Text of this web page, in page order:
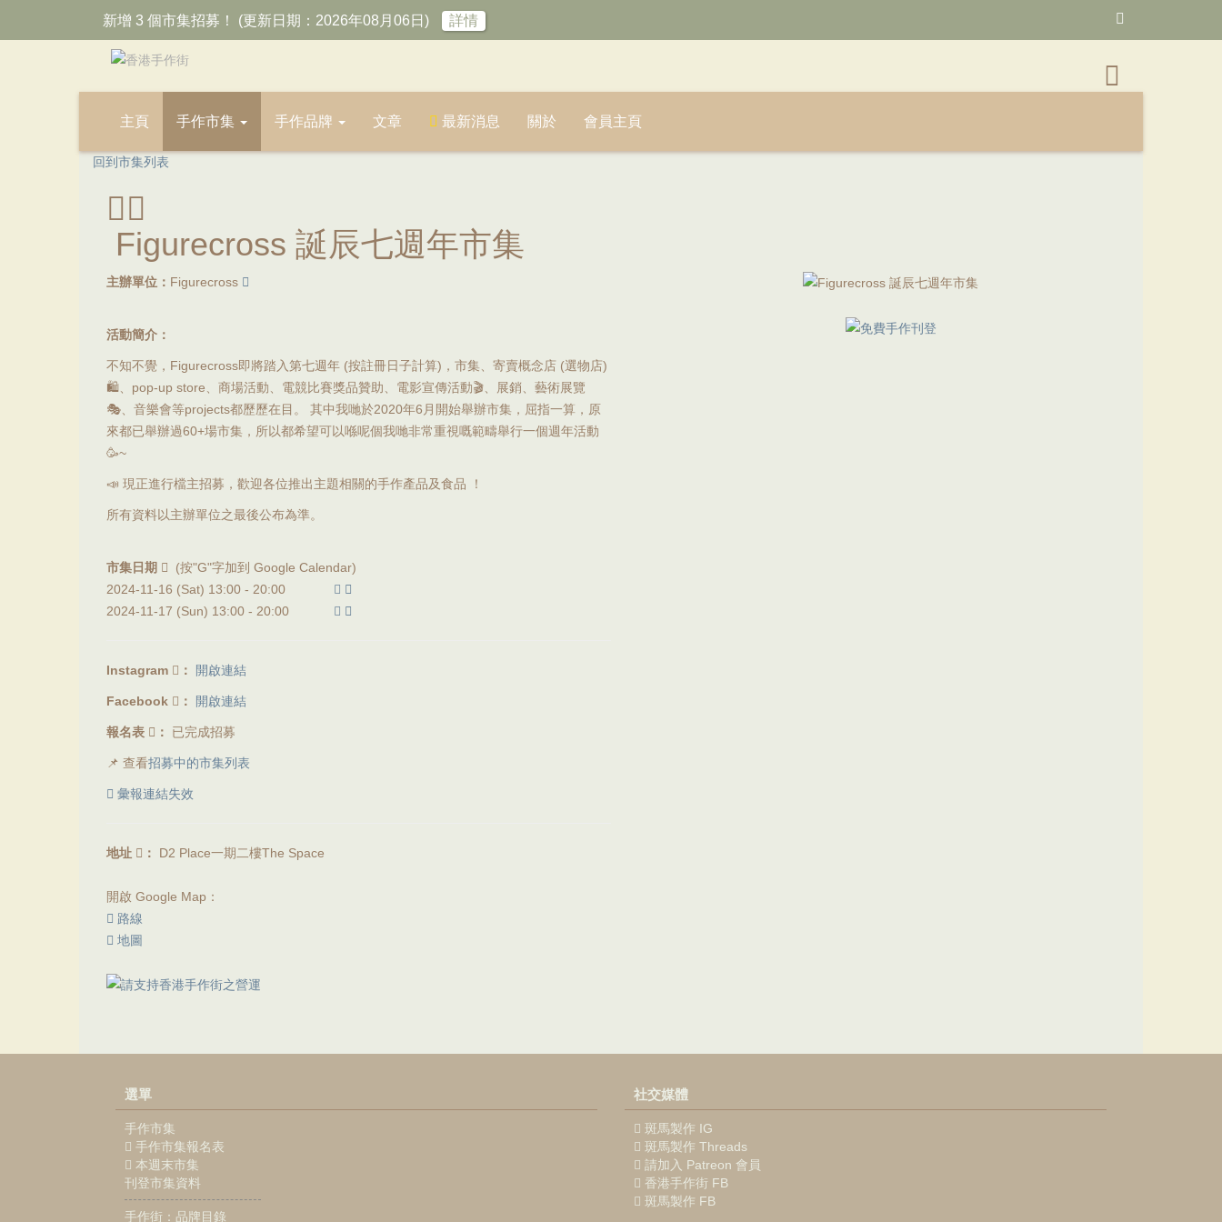
新增 3 個市集招募！ (更新日期：2026年08月06日) 詳情
主頁 手作市集 手作品牌 文章 最新消息 關於 會員主頁
回到市集列表
Figurecross 誕辰七週年市集
主辦單位： Figurecross
活動簡介：
不知不覺，Figurecross即將踏入第七週年 (按註冊日子計算)，市集、寄賣概念店 (選物店)
🛍️、pop-up store、商場活動、電競比賽獎品贊助、電影宣傳活動🎬、展銷、藝術展覽
🎭、音樂會等projects都歷歷在目。 其中我哋於2020年6月開始舉辦市集，屈指一算，原
來都已舉辦過60+場市集，所以都希望可以喺呢個我哋非常重視嘅範疇舉行一個週年活動
🥳~
📣 現正進行檔主招募，歡迎各位推出主題相關的手作產品及食品 ！
所有資料以主辦單位之最後公布為準。
市集日期
(按"G"字加到 Google Calendar)
2024-11-16 (Sat) 13:00 - 20:00
2024-11-17 (Sun) 13:00 - 20:00
Instagram ： 開啟連結
Facebook ： 開啟連結
報名表 ： 已完成招募
📌 查看招募中的市集列表
彙報連結失效
地址 ： D2 Place一期二樓The Space
開啟 Google Map：
路線
地圖
選單
手作市集
手作市集報名表
本週末市集
刊登市集資料
手作街：品牌目錄
社交媒體
斑馬製作 IG
斑馬製作 Threads
請加入 Patreon 會員
香港手作街 FB
斑馬製作 FB